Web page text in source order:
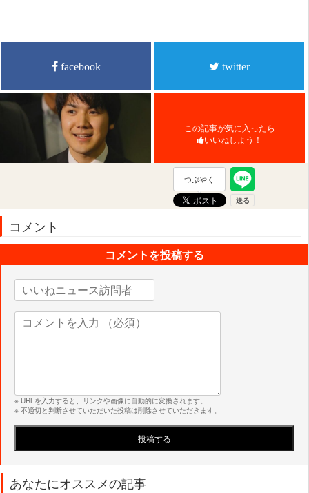
facebook twitter
この記事が気に入ったら
いいねしよう！
つぶやく
コメント
コメントを投稿する
※ URLを入力すると、リンクや画像に自動的に変換されます。
※ 不適切と判断させていただいた投稿は削除させていただきます。
あなたにオススメの記事